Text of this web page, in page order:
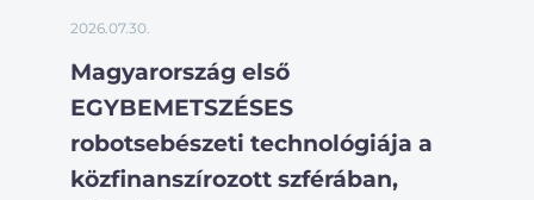
2026.07.30.
Magyarország első
EGYBEMETSZÉSES
robotsebészeti technológiája a
közfinanszírozott szférában,